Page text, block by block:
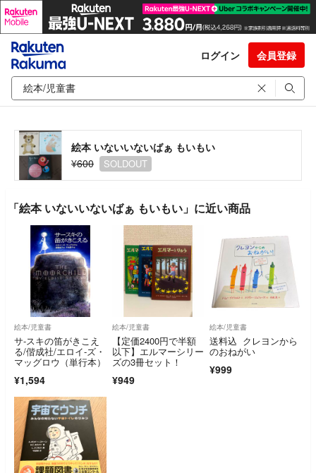
ログイン 会員登録
絵本 いないいないばぁ もいもい
¥600
SOLDOUT
「絵本 いないいないばぁ もいもい」に近い商品
絵本/児童書
サ-スキの笛がきこえ
る/偕成社/エロイ-ズ・
マッグロウ（単行本）
¥1,594
絵本/児童書
【定価2400円で半額
以下】エルマーシリー
ズの3冊セット！
¥949
絵本/児童書
送料込 クレヨンから
のおねがい
¥999